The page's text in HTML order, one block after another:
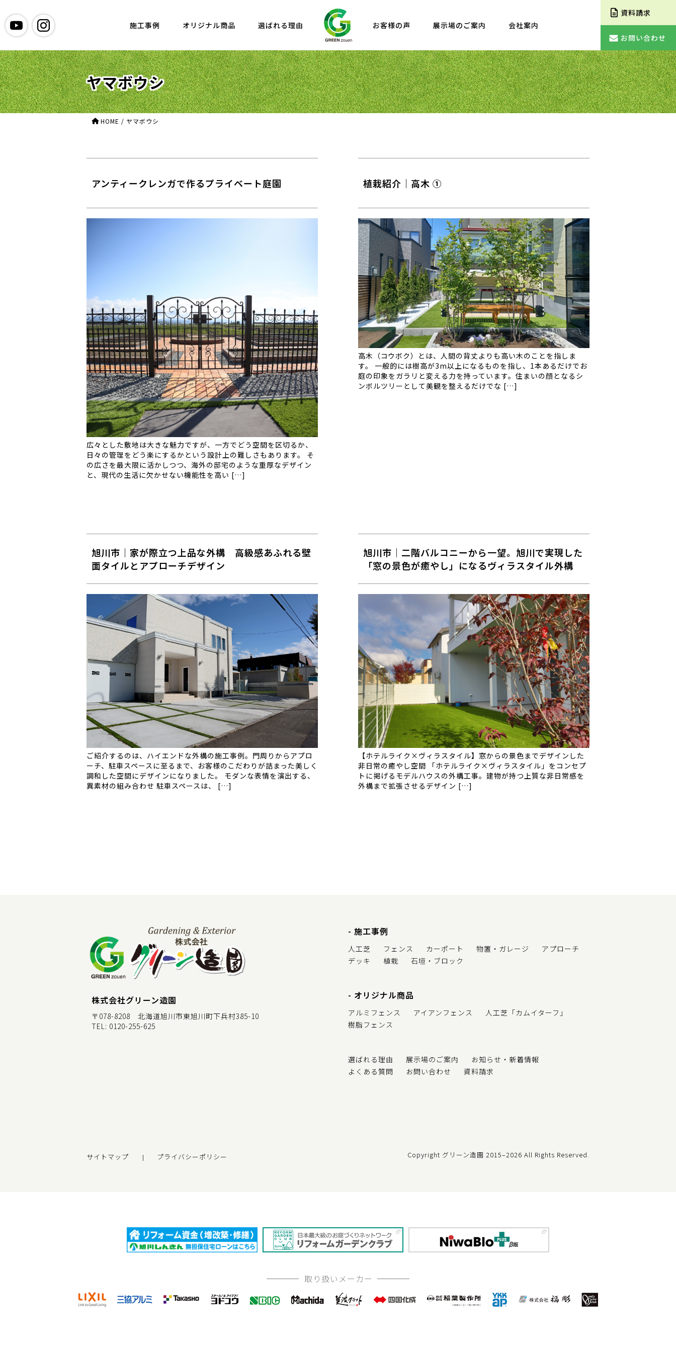
施工事例 オリジナル商品 選ばれる理由 お客様の声 展示場のご案内 会社案内
資料請求
お問い合わせ
ヤマボウシ
HOME / ヤマボウシ
アンティークレンガで作るプライベート庭園
広々とした敷地は大きな魅力ですが、一方でどう空間を区切るか、
日々の管理をどう楽にするかという設計上の難しさもあります。 そ
の広さを最大限に活かしつつ、海外の邸宅のような重厚なデザイン
と、現代の生活に欠かせない機能性を高い […]
植栽紹介｜高木 ①
高木（コウボク）とは、人間の背丈よりも高い木のことを指しま
す。 一般的には樹高が3m以上になるものを指し、1本あるだけでお
庭の印象をガラリと変える力を持っています。住まいの顔となるシ
ンボルツリーとして美観を整えるだけでな […]
旭川市｜家が際立つ上品な外構 高級感あふれる壁
面タイルとアプローチデザイン
ご紹介するのは、ハイエンドな外構の施工事例。門周りからアプロ
ーチ、駐車スペースに至るまで、お客様のこだわりが詰まった美しく
調和した空間にデザインになりました。 モダンな表情を演出する、
異素材の組み合わせ 駐車スペースは、 […]
旭川市｜二階バルコニーから一望。旭川で実現した
「窓の景色が癒やし」になるヴィラスタイル外構
【ホテルライク×ヴィラスタイル】窓からの景色までデザインした
非日常の癒やし空間 「ホテルライク×ヴィラスタイル」をコンセプ
トに掲げるモデルハウスの外構工事。建物が持つ上質な非日常感を
外構まで拡張させるデザイン […]
株式会社グリーン造園
〒078-8208 北海道旭川市東旭川町下兵村385-10
TEL: 0120-255-625
施工事例
人工芝 フェンス カーポート 物置・ガレージ
アプローチ
デッキ
植栽 石垣・ブロック
オリジナル商品
アルミフェンス アイアンフェンス
人工芝「カムイターフ」
樹脂フェンス
選ばれる理由 展示場のご案内
お知らせ・新着情報
よくある質問
お問い合わせ 資料請求
サイトマップ プライバシーポリシー Copyright グリーン造園 2015–2026 All Rights Reserved.
取り扱いメーカー